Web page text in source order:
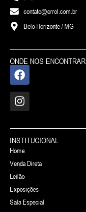
contato@errol.com.br
Belo Horizonte / MG
ONDE NOS ENCONTRAR
INSTITUCIONAL
Home
Venda Direta
Leilão
Exposições
Sala Especial